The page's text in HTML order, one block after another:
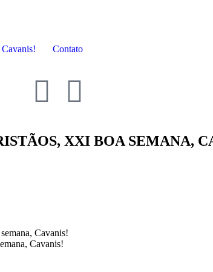
Cavanis! Contato
XXI BOA SEMANA,
Cavanis!